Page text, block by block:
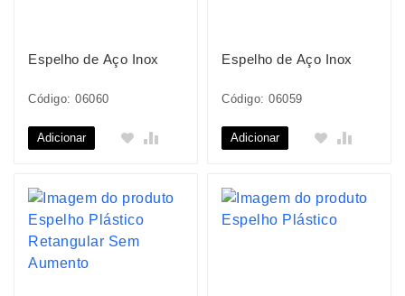
Espelho de Aço Inox
Código: 06060
Adicionar
Espelho de Aço Inox
Código: 06059
Adicionar